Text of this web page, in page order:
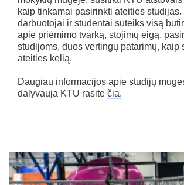
kaip tinkamai pasirinkti ateities studijas.
darbuotojai ir studentai suteiks visą
apie priėmimo tvarką, stojimų eigą,
studijoms, duos vertingų patarimų, kaip
ateities kelią.
Daugiau informacijos apie studijų
dalyvauja KTU rasite čia.